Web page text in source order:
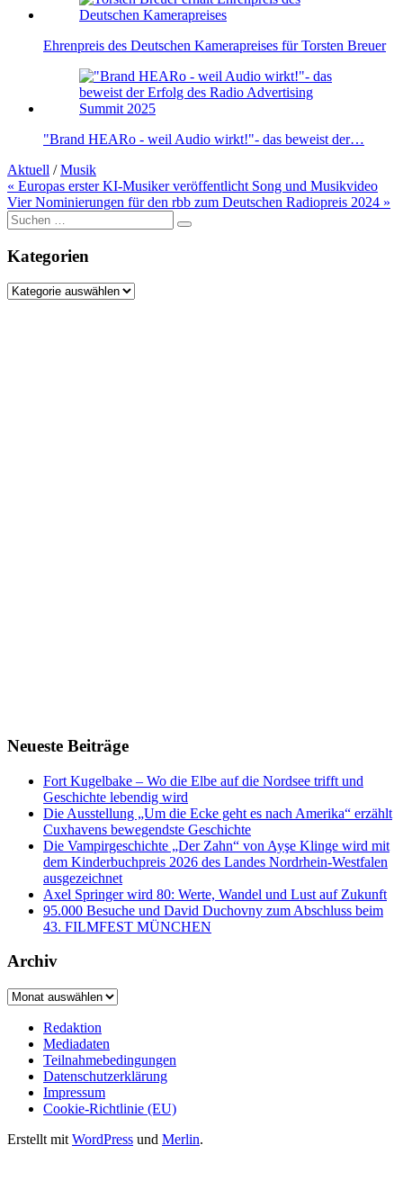
Ehrenpreis des Deutschen Kamerapreises für Torsten Breuer
"Brand HEARo - weil Audio wirkt!"- das beweist der…
Aktuell /Musik
Beitragsnavigation
« Europas erster KI-Musiker veröffentlicht Song und Musikvideo
Vier Nominierungen für den rbb zum Deutschen Radiopreis 2024 »
Suche
nach:
Kategorien
Kategorien
Neueste Beiträge
Fort Kugelbake – Wo die Elbe auf die Nordsee trifft und
Geschichte lebendig wird
Die Ausstellung „Um die Ecke geht es nach Amerika“ erzählt
Cuxhavens bewegendste Geschichte
Die Vampirgeschichte „Der Zahn“ von Ayşe Klinge wird mit
dem Kinderbuchpreis 2026 des Landes Nordrhein-Westfalen
ausgezeichnet
Axel Springer wird 80: Werte, Wandel und Lust auf Zukunft
95.000 Besuche und David Duchovny zum Abschluss beim
43. FILMFEST MÜNCHEN
Archiv
Archiv
Redaktion
Mediadaten
Teilnahmebedingungen
Datenschutzerklärung
Impressum
Cookie-Richtlinie (EU)
Erstellt mit WordPress und Merlin.